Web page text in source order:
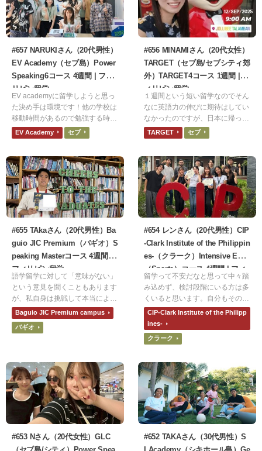
#657 NARUKIさん（20代男性）
EV Academy（セブ島）Power
Speaking6コース 4週間 | フィ
リピン留学
EV academyに留学しようと思っ
た決め手は環境です！他の学校は
移動時間があるので勉強する時間
がないと感じました。ですがEV a
cademyは24時間勉強できる時間
した！
EV Academy セブ
#656 MINAMIさん（20代女性）
TARGET（セブ島/セブシティ郊
外）TARGET4コース 1週間 | フ
ィリピン留学
１週間という短い留学なのでそん
なに英語力の伸びに期待はしてい
なかったのですが、日本に帰って
からフィリピンで食べた「バロッ
ト」や「レチョン」の話をすると
出てきました。また、神戸に住ん
でるのでよく海外の方から道案内
で声をかけられるのですが、道案
内だけじゃなく、どこから来た
か、どこに行ったのかなど、不安
なく気軽に会話をできるようにな
り英語力の伸びを感じました。
TARGET セブ
#655 TAkaさん（20代男性）Ba
guio JIC Premium（バギオ）S
peaking Masterコース 4週間 |
フィリピン留学
語学留学に対して「意味がない」
という意見を聞くこともあります
が、私自身は挑戦して本当によか
ったと思っています。自分で費用
を負担することでモチベーション
が高まり、短期間で集中して学習
信や積極性も得られる貴重な経験
です。
Baguio JIC Premium campus
バギオ
#654 レンさん（20代男性）CIP
-Clark Institute of the Philippin
es-（クラーク）Intensive ESL
（Sparta）コース 4週間 | フィ
リピン留学
留学って不安だなと思って中々踏
み込めず、検討段階にいる方は多
くいると思います。自分もその時
期は長かったです。でも、正直実
際行ってみないともう分かりませ
ん！腹括ってファイティングポー
ズ決めてフィリピンに行ってみま
るものになることを保証します。
CIP-Clark Institute of the Philipp
ines-
クラーク
#653 Nさん（20代女性）GLC
#652 TAKAさん（30代男性）S